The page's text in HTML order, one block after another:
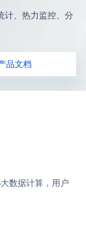
计、热力监控、分
品文档
数据计算，用户